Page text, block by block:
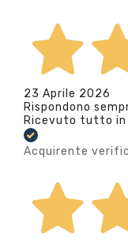
23 Aprile 2026
Rispondono
Ricevuto tutto in
Acquirente